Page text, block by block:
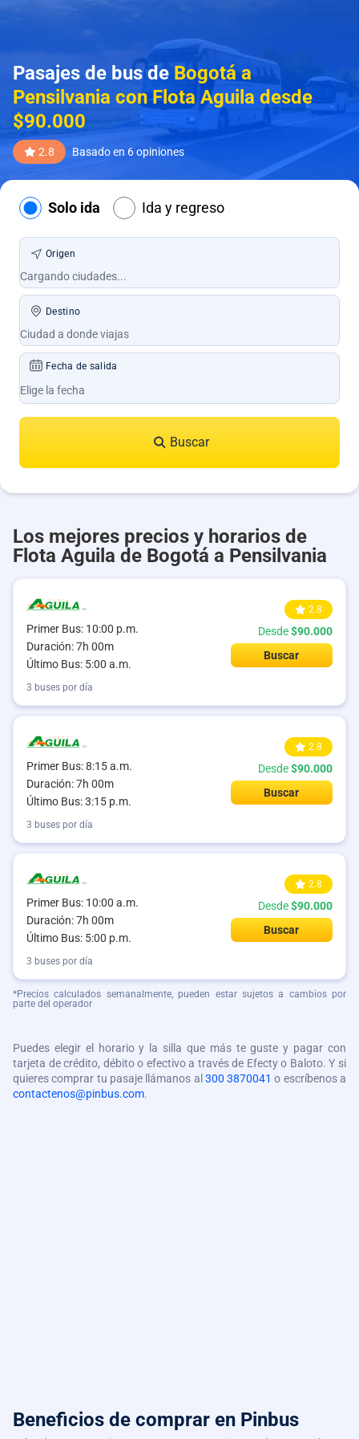
Pasajes de bus de Bogotá a
Pensilvania con Flota Aguila desde
$90.000
2.8 Basado en 6 opiniones
Solo ida Ida y regreso
Origen
Destino
Fecha de salida
Buscar
Los mejores precios y horarios de
Flota Aguila de Bogotá a Pensilvania
Primer Bus: 10:00 p.m.
Duración: 7h 00m
Último Bus: 5:00 a.m.
2.8
Desde$90.000
Buscar
3 buses por día
Primer Bus: 8:15 a.m.
Duración: 7h 00m
Último Bus: 3:15 p.m.
2.8
Desde$90.000
Buscar
3 buses por día
Primer Bus: 10:00 a.m.
Duración: 7h 00m
Último Bus: 5:00 p.m.
2.8
Desde$90.000
Buscar
3 buses por día
*Precios calculados semanalmente, pueden estar sujetos a cambios por
parte del operador
Puedes elegir el horario y la silla que más te guste y pagar con
tarjeta de crédito, débito o efectivo a través de Efecty o Baloto. Y si
quieres comprar tu pasaje llámanos al 300 3870041 o escríbenos a
contactenos@pinbus.com.
Beneficios de comprar en Pinbus